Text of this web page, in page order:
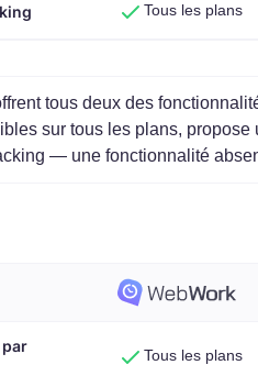
Tous les plans
tous deux des
sur tous les plans,
— une fonctionnalité
Tous les plans